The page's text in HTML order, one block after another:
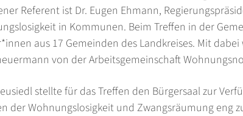
Referent ist Dr. Eugen Ehmann,
in Kommunen. Beim Treffen in der
aus 17 Gemeinden des Landkreises. Mit
von der Arbeitsgemeinschaft
stellte für das Treffen den Bürgersaal zur
der Wohnungslosigkeit und Zwangsräumung eng